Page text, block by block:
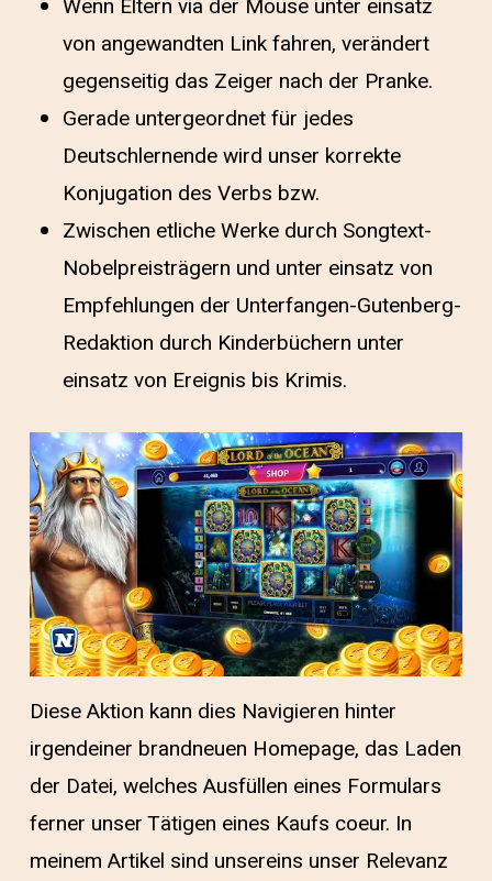
Wenn Eltern via der Mouse unter einsatz
von angewandten Link fahren, verändert
gegenseitig das Zeiger nach der Pranke.
Gerade untergeordnet für jedes
Deutschlernende wird unser korrekte
Konjugation des Verbs bzw.
Zwischen etliche Werke durch Songtext-
Nobelpreisträgern und unter einsatz von
Empfehlungen der Unterfangen-Gutenberg-
Redaktion durch Kinderbüchern unter
einsatz von Ereignis bis Krimis.
Diese Aktion kann dies Navigieren hinter
irgendeiner brandneuen Homepage, das Laden
der Datei, welches Ausfüllen eines Formulars
ferner unser Tätigen eines Kaufs coeur. In
meinem Artikel sind unsereins unser Relevanz